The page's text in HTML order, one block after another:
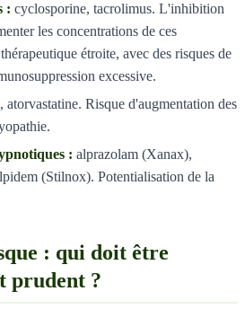
: cyclosporine, tacrolimus. L'inhibition
les concentrations de ces
étroite, avec des risques de
excessive.
atorvastatine. Risque d'augmentation des
: alprazolam (Xanax),
(Stilnox). Potentialisation de la
: qui doit être
prudent ?